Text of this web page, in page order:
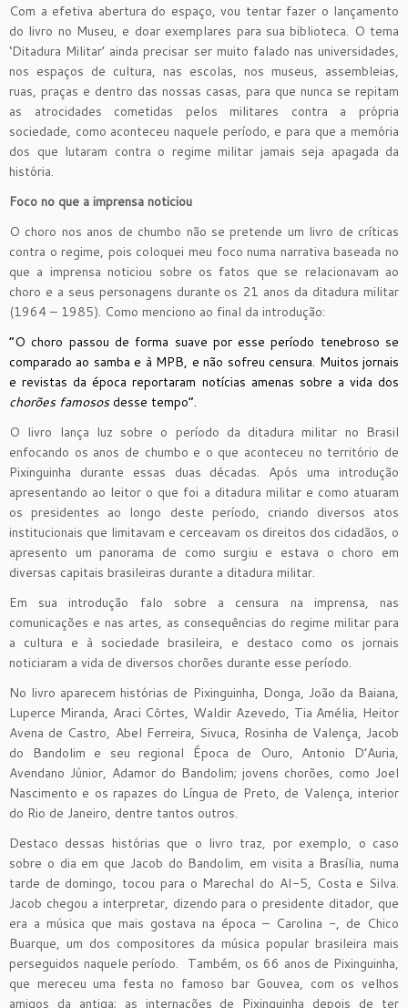
Com a efetiva abertura do espaço, vou tentar fazer o lançamento
do livro no Museu, e doar exemplares para sua biblioteca. O tema
‘Ditadura Militar’ ainda precisar ser muito falado nas universidades,
nos espaços de cultura, nas escolas, nos museus, assembleias,
ruas, praças e dentro das nossas casas, para que nunca se repitam
as atrocidades cometidas pelos militares contra a própria
sociedade, como aconteceu naquele período, e para que a memória
dos que lutaram contra o regime militar jamais seja apagada da
história.
Foco no que a imprensa noticiou
O choro nos anos de chumbo não se pretende um livro de críticas
contra o regime, pois coloquei meu foco numa narrativa baseada no
que a imprensa noticiou sobre os fatos que se relacionavam ao
choro e a seus personagens durante os 21 anos da ditadura militar
(1964 – 1985). Como menciono ao final da introdução:
“O choro passou de forma suave por esse período tenebroso se
comparado ao samba e à MPB, e não sofreu censura. Muitos jornais
e revistas da época reportaram notícias amenas sobre a vida dos
chorões famososdesse tempo”.
O livro lança luz sobre o período da ditadura militar no Brasil
enfocando os anos de chumbo e o que aconteceu no território de
Pixinguinha durante essas duas décadas. Após uma introdução
apresentando ao leitor o que foi a ditadura militar e como atuaram
os presidentes ao longo deste período, criando diversos atos
institucionais que limitavam e cerceavam os direitos dos cidadãos, o
apresento um panorama de como surgiu e estava o choro em
diversas capitais brasileiras durante a ditadura militar.
Em sua introdução falo sobre a censura na imprensa, nas
comunicações e nas artes, as consequências do regime militar para
a cultura e à sociedade brasileira, e destaco como os jornais
noticiaram a vida de diversos chorões durante esse período.
No livro aparecem histórias de Pixinguinha, Donga, João da Baiana,
Luperce Miranda, Araci Côrtes, Waldir Azevedo, Tia Amélia, Heitor
Avena de Castro, Abel Ferreira, Sivuca, Rosinha de Valença, Jacob
do Bandolim e seu regional Época de Ouro, Antonio D’Auria,
Avendano Júnior, Adamor do Bandolim; jovens chorões, como Joel
Nascimento e os rapazes do Língua de Preto, de Valença, interior
do Rio de Janeiro, dentre tantos outros.
Destaco dessas histórias que o livro traz, por exemplo, o caso
sobre o dia em que Jacob do Bandolim, em visita a Brasília, numa
tarde de domingo, tocou para o Marechal do AI-5, Costa e Silva.
Jacob chegou a interpretar, dizendo para o presidente ditador, que
era a música que mais gostava na época – Carolina -, de Chico
Buarque, um dos compositores da música popular brasileira mais
perseguidos naquele período. Também, os 66 anos de Pixinguinha,
que mereceu uma festa no famoso bar Gouvea, com os velhos
amigos da antiga; as internações de Pixinguinha depois de ter